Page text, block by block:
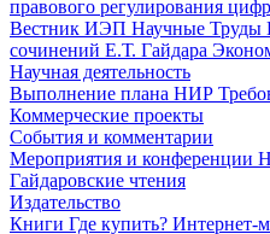
правового регулирования
Вестник ИЭП Научные
сочинений Е.Т. Гайдара
Научная деятельность
Выполнение плана НИР
Коммерческие проекты
События и комментарии
Мероприятия и конференции
Гайдаровские чтения
Издательство
Книги Где купить? Интернет-